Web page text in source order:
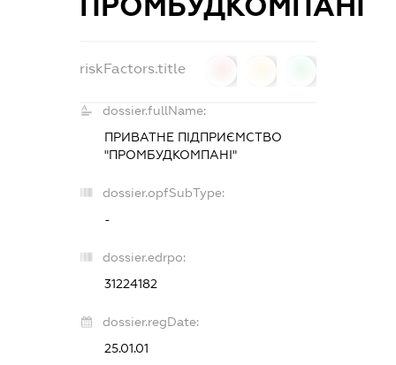
riskFactors.title
dossier.fullName:
ПРИВАТНЕ ПІДПРИЄМСТВО
"ПРОМБУДКОМПАНІ"
dossier.opfSubType:
-
dossier.edrpo:
31224182
dossier.regDate:
25.01.01